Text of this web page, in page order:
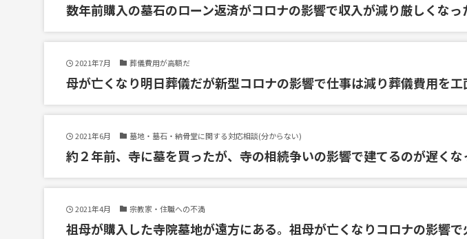
数年前購入の墓石のローン返済がコロナの影響で収入が減り厳しくな
2021年7月 葬儀費用が高額だ
母が亡くなり明日葬儀だが新型コロナの影響で仕事は減り葬儀費用を
2021年6月 墓地・墓石・納骨堂に関する対応相談(分からない)
約２年前、寺に墓を買ったが、寺の相続争いの影響で建てるのが遅く
2021年4月 宗教家・住職への不満
祖母が購入した寺院墓地が遠方にある。祖母が亡くなりコロナの影響